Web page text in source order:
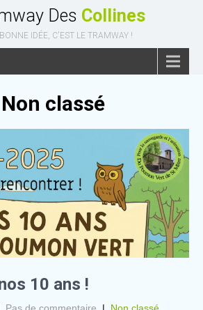
Des Collines
IDÉE, C'EST LE TRAMWAY !
classé
10 ans !